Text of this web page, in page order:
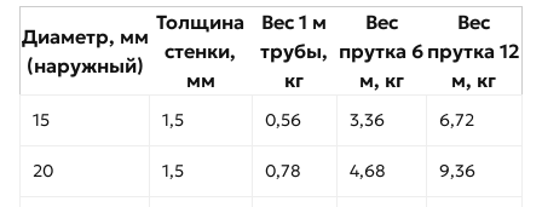
Диаметр, мм
(наружный)
Толщина
стенки,
мм
Вес 1 м
трубы,
кг
Вес
прутка 6
м, кг
Вес
прутка 12
м, кг
15 1,5 0,56 3,36 6,72
20 1,5 0,78 4,68 9,36